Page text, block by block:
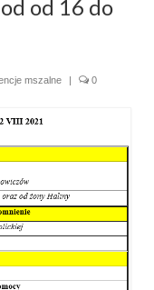
od 16 do
mszalne 0